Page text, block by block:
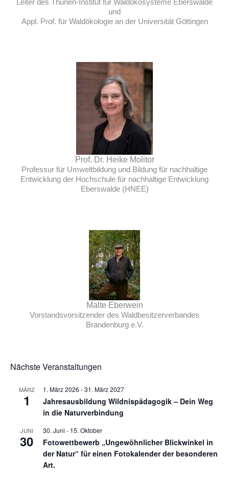
und
Appl. Prof. für Waldökologie an der Universität Göttingen
Prof. Dr. Heike Molitor
Professur für Umweltbildung und Bildung für nachhaltige
Entwicklung der Hochschule für nachhaltige Entwicklung
Eberswalde (HNEE)
Malte Eberwein
Vorstandsvorsitzender des Waldbesitzerverbandes
Brandenburg e.V.
Nächste Veranstaltungen
MÄRZ
1
1. März 2026 -31. März 2027
Jahresausbildung Wildnispädagogik – Dein Weg
in die Naturverbindung
JUNI
30
30. Juni - 15. Oktober
Fotowettbewerb „Ungewöhnlicher Blickwinkel in
der Natur“ für einen Fotokalender der besonderen
Art.